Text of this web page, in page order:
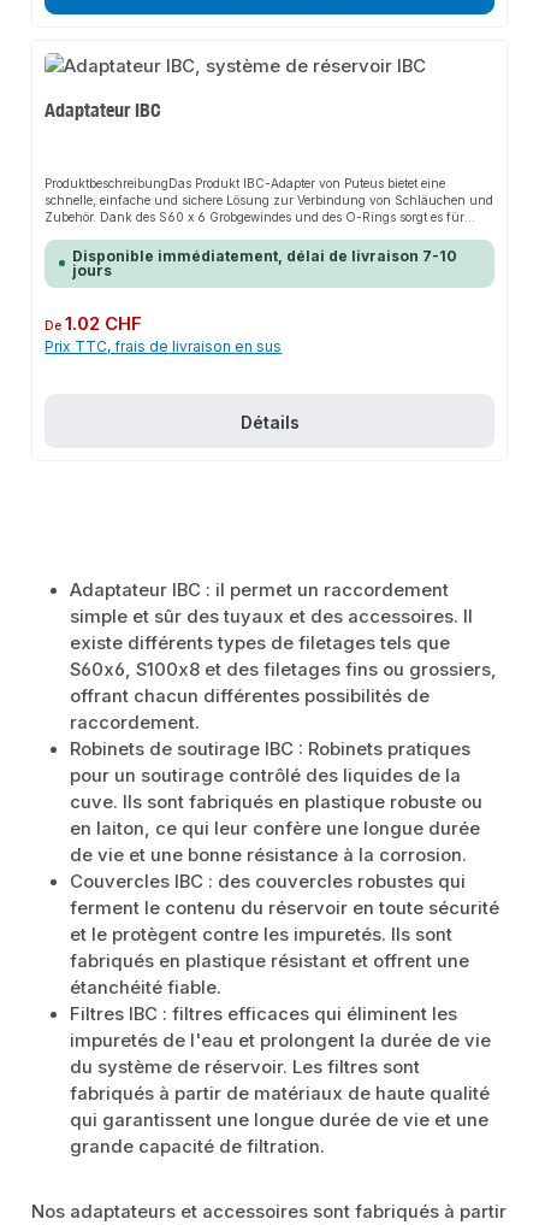
Adaptateur IBC
ProduktbeschreibungDas Produkt IBC-Adapter von Puteus bietet eine
schnelle, einfache und sichere Lösung zur Verbindung von Schläuchen und
Zubehör. Dank des S60 x 6 Grobgewindes und des O-Rings sorgt es für
robuste Design und die einfache Montage machen dieses Produkt zu einer
zuverlässigen Wahl für jede Installation. Es ist besonders geeignet für den
Einsatz mit Brauch- und Nutzwasser.EigenschaftenS60 x 6 Grobgewinde
KunststoffAnwendungsbereicheGartenbewässerungHaustechnikIndustriean
wendungenProduktdatenMaterial: HDPE-KunststoffIn unserem Sortiment
finden Sie auch passende Zubehörteile sowie weitere Produkte für den
Disponible immédiatement, délai de livraison 7-10
jours
Prix régulier :
De1.02 CHF
Prix TTC, frais de livraison en sus
Détails
Adaptateur IBC : il permet un raccordement
simple et sûr des tuyaux et des accessoires. Il
existe différents types de filetages tels que
S60x6, S100x8 et des filetages fins ou grossiers,
offrant chacun différentes possibilités de
raccordement.
Robinets de soutirage IBC : Robinets pratiques
pour un soutirage contrôlé des liquides de la
cuve. Ils sont fabriqués en plastique robuste ou
en laiton, ce qui leur confère une longue durée
de vie et une bonne résistance à la corrosion.
Couvercles IBC : des couvercles robustes qui
ferment le contenu du réservoir en toute sécurité
et le protègent contre les impuretés. Ils sont
fabriqués en plastique résistant et offrent une
étanchéité fiable.
Filtres IBC : filtres efficaces qui éliminent les
impuretés de l'eau et prolongent la durée de vie
du système de réservoir. Les filtres sont
fabriqués à partir de matériaux de haute qualité
qui garantissent une longue durée de vie et une
grande capacité de filtration.
Nos adaptateurs et accessoires sont fabriqués à partir